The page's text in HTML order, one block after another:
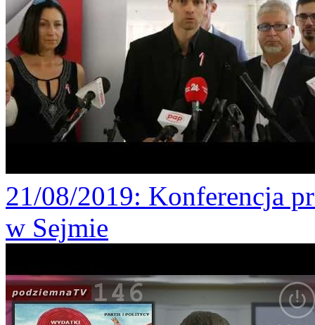
21/08/2019: Konferencja
w Sejmie